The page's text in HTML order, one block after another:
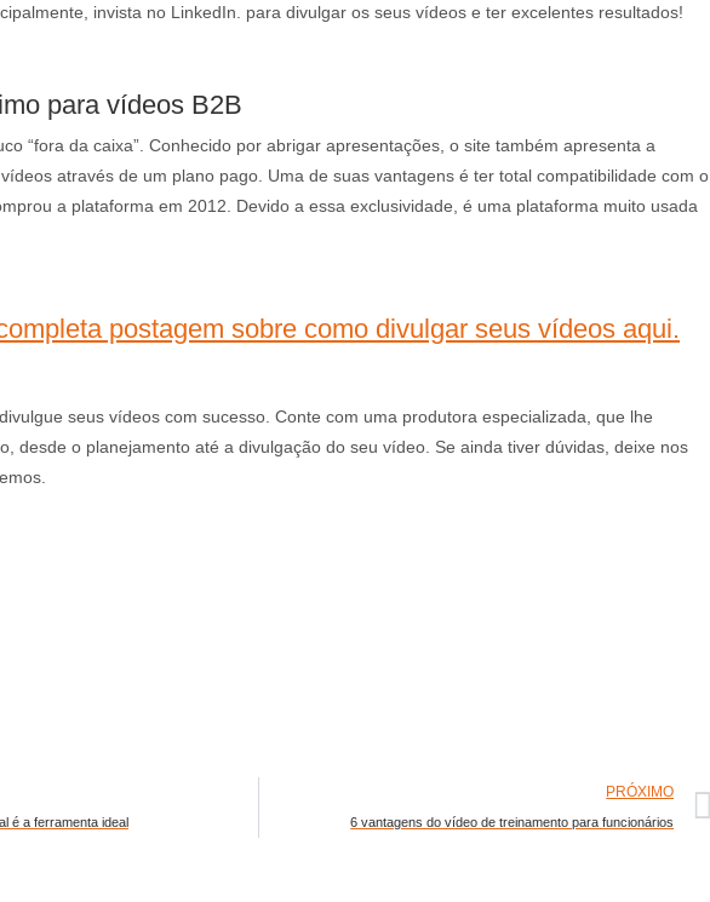
invista no LinkedIn. para divulgar os seus vídeos e ter excelentes resultados!
para vídeos B2B
“fora da caixa”. Conhecido por abrigar apresentações, o site também apresenta a
através de um plano pago. Uma de suas vantagens é ter total compatibilidade com o
a plataforma em 2012. Devido a essa exclusividade, é uma plataforma muito usada
postagem sobre como divulgar seus vídeos aqui.
seus vídeos com sucesso. Conte com uma produtora especializada, que lhe
desde o planejamento até a divulgação do seu vídeo. Se ainda tiver dúvidas, deixe nos
é a ferramenta ideal
PRÓXIMO
6 vantagens do vídeo de treinamento para funcionários